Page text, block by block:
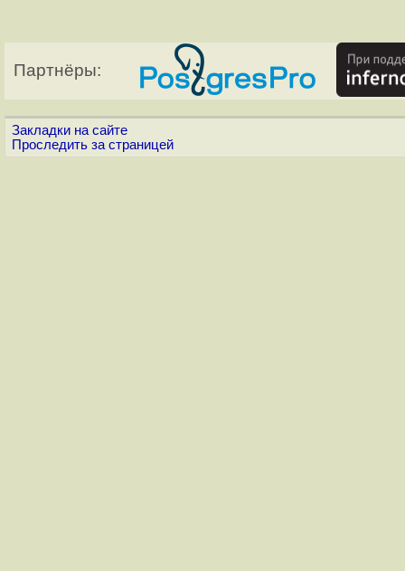
Партнёры:
Закладки на сайте
Проследить за страницей